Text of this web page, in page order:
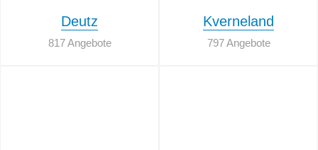
Deutz
817 Angebote
Kverneland
797 Angebote